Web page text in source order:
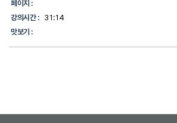
페이지 :
강의시간 :
31:14
맛보기 :